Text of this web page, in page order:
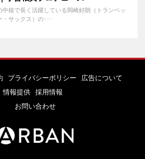
中核で長く活躍している岡崎好朗（トランペッ
・サックス）の･･･
プライバシーポリシー
広告について
情報提供
採用情報
お問い合わせ